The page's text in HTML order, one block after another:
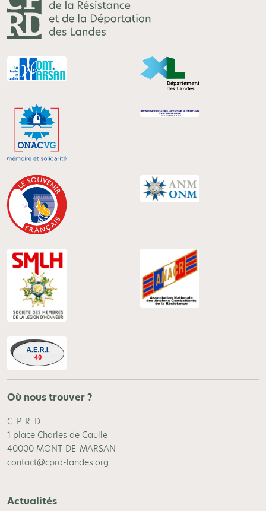
Où nous trouver ?
C. P. R. D.
1 place Charles de Gaulle
40000 MONT-DE-MARSAN
contact@cprd-landes.org
Actualités